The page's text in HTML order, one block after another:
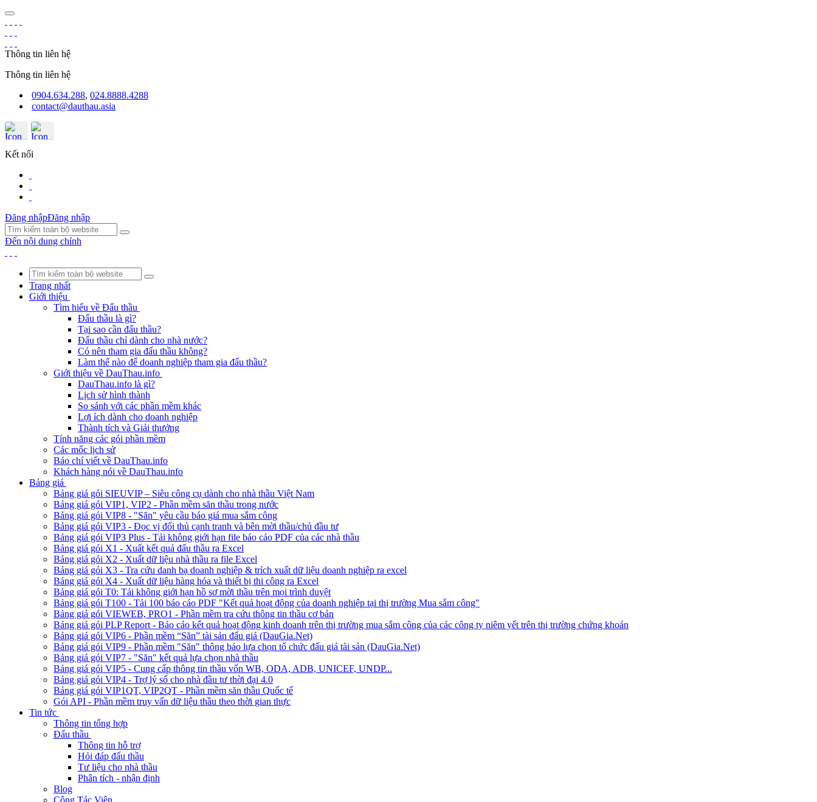
Thông tin liên hệ
Thông tin liên hệ
0904.634.288, 024.8888.4288
contact@dauthau.asia
Kết nối
Đăng nhậpĐăng nhập
Đến nội dung chính
Trang nhất
Giới thiệu
Tìm hiểu về Đấu thầu
Đấu thầu là gì?
Tại sao cần đấu thầu?
Đấu thầu chỉ dành cho nhà nước?
Có nên tham gia đấu thầu không?
Làm thế nào để doanh nghiệp tham gia đấu thầu?
Giới thiệu về DauThau.info
DauThau.info là gì?
Lịch sử hình thành
So sánh với các phần mềm khác
Lợi ích dành cho doanh nghiệp
Thành tích và Giải thưởng
Tính năng các gói phần mềm
Các mốc lịch sử
Báo chí viết về DauThau.info
Khách hàng nói về DauThau.info
Bảng giá
Bảng giá gói SIEUVIP – Siêu công cụ dành cho nhà thầu Việt Nam
Bảng giá gói VIP1, VIP2 - Phần mềm săn thầu trong nước
Bảng giá gói VIP8 - "Săn" yêu cầu báo giá mua sắm công
Bảng giá gói VIP3 - Đọc vị đối thủ cạnh tranh và bên mời thầu/chủ đầu tư
Bảng giá gói VIP3 Plus - Tải không giới hạn file báo cáo PDF của các nhà thầu
Bảng giá gói X1 - Xuất kết quả đấu thầu ra Excel
Bảng giá gói X2 - Xuất dữ liệu nhà thầu ra file Excel
Bảng giá gói X3 - Tra cứu danh bạ doanh nghiệp & trích xuất dữ liệu doanh nghiệp ra excel
Bảng giá gói X4 - Xuất dữ liệu hàng hóa và thiết bị thi công ra Excel
Bảng giá gói T0: Tải không giới hạn hồ sơ mời thầu trên mọi trình duyệt
Bảng giá gói T100 - Tải 100 báo cáo PDF "Kết quả hoạt động của doanh nghiệp tại thị trường Mua sắm công"
Bảng giá gói VIEWEB, PRO1 - Phần mềm tra cứu thông tin thầu cơ bản
Bảng giá gói PLP Report - Báo cáo kết quả hoạt động kinh doanh trên thị trường mua sắm công của các công ty niêm yết trên thị trường chứng khoán
Bảng giá gói VIP6 - Phần mềm “Săn” tài sản đấu giá (DauGia.Net)
Bảng giá gói VIP9 - Phần mềm "Săn" thông báo lựa chọn tổ chức đấu giá tài sản (DauGia.Net)
Bảng giá gói VIP7 - "Săn" kết quả lựa chọn nhà thầu
Bảng giá gói VIP5 - Cung cấp thông tin thầu vốn WB, ODA, ADB, UNICEF, UNDP...
Bảng giá gói VIP4 - Trợ lý số cho nhà đầu tư thời đại 4.0
Bảng giá gói VIP1QT, VIP2QT - Phần mềm săn thầu Quốc tế
Gói API - Phần mềm truy vấn dữ liệu thầu theo thời gian thực
Tin tức
Thông tin tổng hợp
Đấu thầu
Thông tin hỗ trợ
Hỏi đáp đấu thầu
Tư liệu cho nhà thầu
Phân tích - nhận định
Blog
Cộng Tác Viên